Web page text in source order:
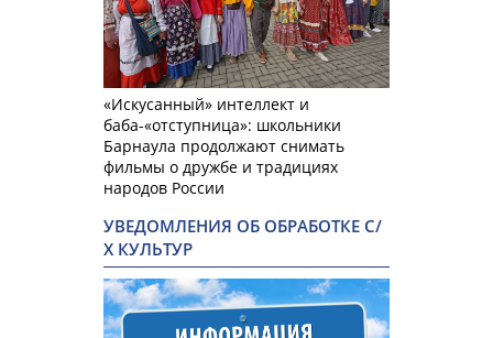
«Искусанный» интеллект и
баба-«отступница»: школьники
Барнаула продолжают снимать
фильмы о дружбе и традициях
народов России
УВЕДОМЛЕНИЯ ОБ ОБРАБОТКЕ С/
Х КУЛЬТУР